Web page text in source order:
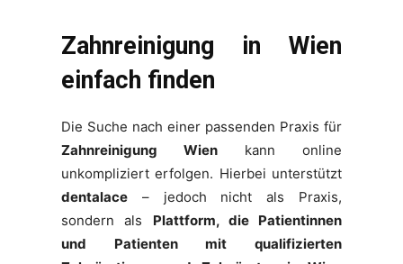
Zahnreinigung in Wien
einfach finden
Die Suche nach einer passenden Praxis für
Zahnreinigung Wien kann online
unkompliziert erfolgen. Hierbei unterstützt
dentalace – jedoch nicht als Praxis,
sondern als Plattform, die Patientinnen
und Patienten mit qualifizierten